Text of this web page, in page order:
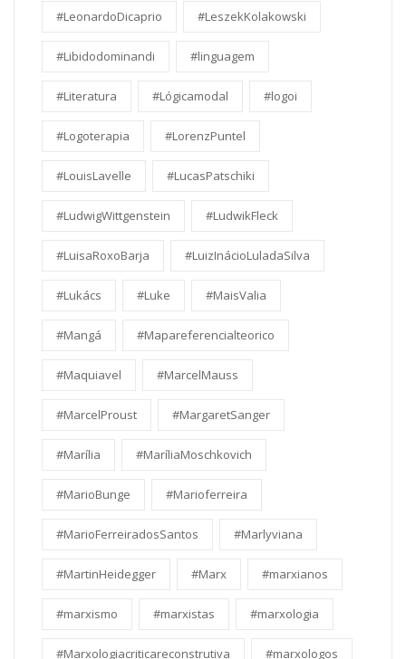
#LeonardoDicaprio #LeszekKolakowski
#Libidodominandi #linguagem
#Literatura #Lógicamodal #logoi
#Logoterapia #LorenzPuntel
#LouisLavelle #LucasPatschiki
#LudwigWittgenstein #LudwikFleck
#LuisaRoxoBarja #LuizInácioLuladaSilva
#Lukács #Luke #MaisValia
#Mangá #Mapareferencialteorico
#Maquiavel #MarcelMauss
#MarcelProust #MargaretSanger
#Marília #MaríliaMoschkovich
#MarioBunge #Marioferreira
#MarioFerreiradosSantos #Marlyviana
#MartinHeidegger #Marx #marxianos
#marxismo #marxistas #marxologia
#Marxologiacriticareconstrutiva #marxologos